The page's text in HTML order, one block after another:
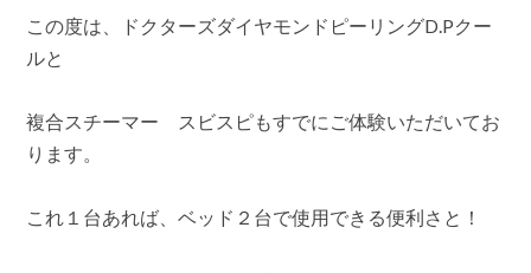
この度は、ドクターズダイヤモンドピーリングD.Pクー
ルと
複合スチーマー スビスピもすでにご体験いただいてお
ります。
これ１台あれば、ベッド２台で使用できる便利さと！